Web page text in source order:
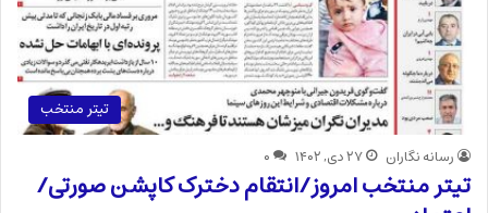
تیتر منتخب
رسانه نگاران ۲۷ دی, ۱۴۰۲ ۰
تیتر منتخب امروز/انتقام دخترک کاپشن صورتی/